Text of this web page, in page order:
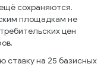
сохраняются.
площадкам не
цен
ставку на 25 базисных